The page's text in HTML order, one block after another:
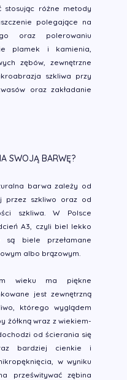
stosując różne metody
polegające na
oraz polerowaniu
plamek i kamienia,
zębów, zewnętrzne
szkliwa przy
oraz zakładanie
SWOJĄ BARWĘ?
barwa zależy od
przez szkliwo oraz od
szkliwa. W Polsce
A3, czyli biel lekko
są biele przełamane
albo brązowym.
wieku ma piękne
jest zewnętrzną
którego wyglądem
żółkną wraz z wiekiem-
od ścierania się
bardziej cienkie i
w wyniku
prześwitywać zębina